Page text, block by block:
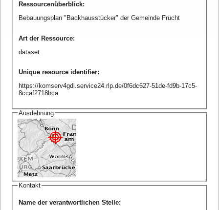
Ressourcenüberblick:
Bebauungsplan "Backhausstücker" der Gemeinde Frücht
Art der Ressource:
dataset
Unique resource identifier:
https://komserv4gdi.service24.rlp.de/0f6dc627-51de-fd9b-17c5-
8ccaf2718bca
Ausdehnung
Kontakt
Name der verantwortlichen Stelle: